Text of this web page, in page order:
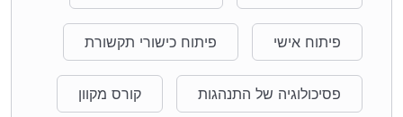
פיתוח אישי פיתוח כישורי תקשורת
פסיכולוגיה של התנהגות קורס מקוון